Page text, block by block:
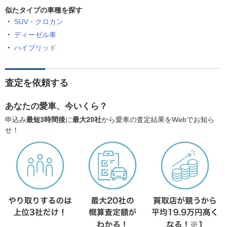
似たタイプの車種を探す
SUV・クロカン
ディーゼル車
ハイブリッド
査定を依頼する
あなたの愛車、今いくら？
申込み最短3時間後に最大20社から愛車の査定結果をWebでお知ら
せ！